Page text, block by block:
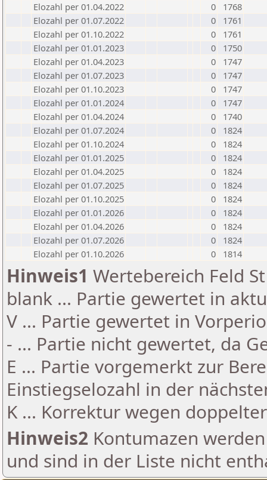
Elozahl per 01.04.2022
0
1768
Elozahl per 01.07.2022
0
1761
Elozahl per 01.10.2022
0
1761
Elozahl per 01.01.2023
0
1750
Elozahl per 01.04.2023
0
1747
Elozahl per 01.07.2023
0
1747
Elozahl per 01.10.2023
0
1747
Elozahl per 01.01.2024
0
1747
Elozahl per 01.04.2024
0
1740
Elozahl per 01.07.2024
0
1824
Elozahl per 01.10.2024
0
1824
Elozahl per 01.01.2025
0
1824
Elozahl per 01.04.2025
0
1824
Elozahl per 01.07.2025
0
1824
Elozahl per 01.10.2025
0
1824
Elozahl per 01.01.2026
0
1824
Elozahl per 01.04.2026
0
1824
Elozahl per 01.07.2026
0
1824
Elozahl per 01.10.2026
0 1814
Hinweis1 Wertebereich Feld
blank ... Partie gewertet in
V ... Partie gewertet in
- ... Partie nicht gewertet, da
E ... Partie vorgemerkt zur
Einstiegselozahl in der
K ... Korrektur wegen
Hinweis2 Kontumazen
und sind in der Liste nicht